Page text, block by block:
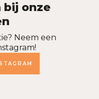
bij onze
Neem een